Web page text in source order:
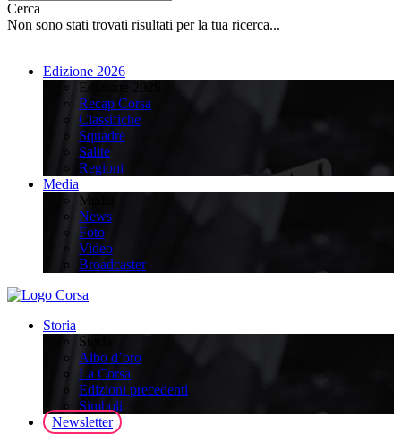
Cerca
Non sono stati trovati risultati per la tua ricerca...
Edizione 2026
Edizione 2026
Recap Corsa
Classifiche
Squadre
Salite
Regioni
Media
Media
News
Foto
Video
Broadcaster
Storia
Storia
Albo d’oro
La Corsa
Edizioni precedenti
Simboli
Newsletter